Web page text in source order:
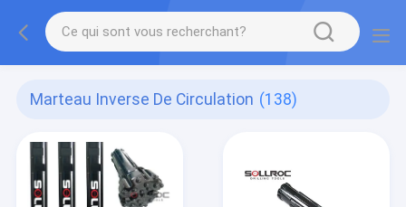
Marteau Inverse De Circulation (138)